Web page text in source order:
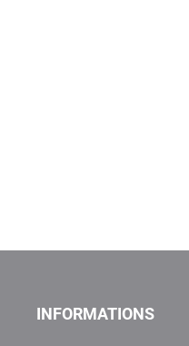
INFORMATIONS